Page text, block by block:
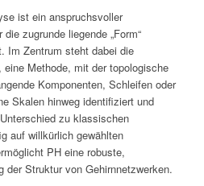
ist ein anspruchsvoller
zugrunde liegende „Form“
Im Zentrum steht dabei die
Methode, mit der topologische
Komponenten, Schleifen oder
Skalen hinweg identifiziert und
zu klassischen
auf willkürlich gewählten
PH eine robuste,
der Struktur von Gehirnnetzwerken.